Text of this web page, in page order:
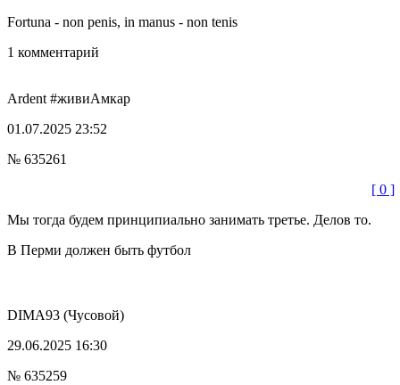
Fortuna - non penis, in manus - non tenis
1 комментарий
Ardent #живиАмкар
01.07.2025 23:52
№ 635261
[ 0 ]
Мы тогда будем принципиально занимать третье. Делов то.
В Перми должен быть футбол
DIMA93 (Чусовой)
29.06.2025 16:30
№ 635259